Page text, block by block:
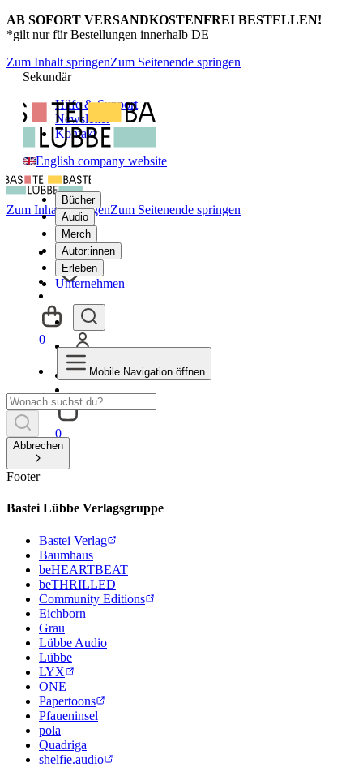
AB SOFORT VERSANDKOSTENFREI BESTELLEN!
*gilt nur für Bestellungen innerhalb DE
Zum Inhalt springenZum Seitenende springen
Sekundär
Hilfe & Support
Newsletter
Kontakt
English company website
Bücher
Audio
Merch
Autor:innen
Erleben
Unternehmen
0
Zum Inhalt springenZum Seitenende springen
0
Mobile Navigation öffnen
Abbrechen
Footer
Bastei Lübbe Verlagsgruppe
Bastei Verlag
Baumhaus
beHEARTBEAT
beTHRILLED
Community Editions
Eichborn
Grau
Lübbe Audio
Lübbe
LYX
ONE
Papertoons
Pfaueninsel
pola
Quadriga
shelfie.audio